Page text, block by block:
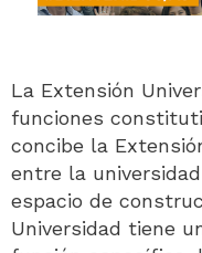
La Extensión
funciones
concibe la
entre la
espacio de
Universidad tiene